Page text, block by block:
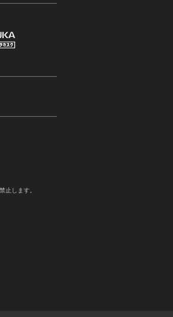
止します。